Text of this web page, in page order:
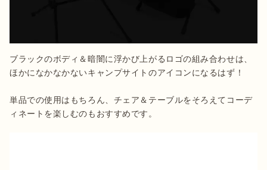
ブラックのボディ＆暗闇に浮かび上がるロゴの組み合わせは、
ほかになかなかないキャンプサイトのアイコンになるはず！
単品での使用はもちろん、チェア＆テーブルをそろえてコーデ
ィネートを楽しむのもおすすめです。